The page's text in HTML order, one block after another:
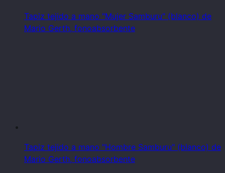
Tapiz tejido a mano "Mujer Samburu" (blanco) de
Mario Gerth, fonoabsorbente
Tapiz tejido a mano "Hombre Samburu" (blanco) de
Mario Gerth, fonoabsorbente